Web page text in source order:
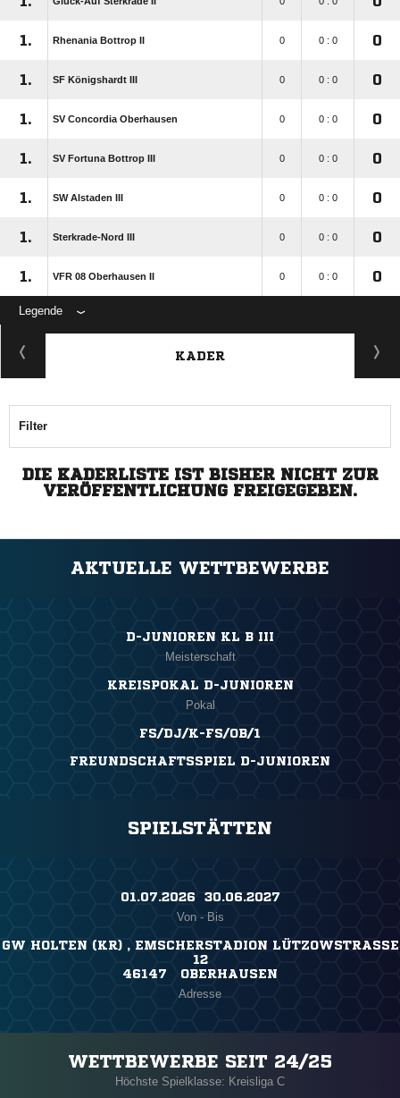
1. Rhenania Bottrop II 0 0 : 0 0
1. SF Königshardt III 0 0 : 0 0
1. SV Concordia Oberhausen 0 0 : 0 0
1. SV Fortuna Bottrop III 0 0 : 0 0
1. SW Alstaden III 0 0 : 0 0
1. Sterkrade-Nord III 0 0 : 0 0
1. VFR 08 Oberhausen II 0 0 : 0 0
Legende
KADER
Filter
DIE KADERLISTE IST BISHER NICHT ZUR
VERÖFFENTLICHUNG FREIGEGEBEN.
AKTUELLE WETTBEWERBE
D-JUNIOREN KL B III
Meisterschaft
KREISPOKAL D-JUNIOREN
Pokal
FS/DJ/K-FS/OB/1
FREUNDSCHAFTSSPIEL D-JUNIOREN
SPIELSTÄTTEN
01.07.2026 ​ 30.06.2027
Von - Bis
GW HOLTEN (KR) , EMSCHERSTADION LÜTZOWSTRASSE
12
46147 OBERHAUSEN
Adresse
WETTBEWERBE SEIT 24/25
Höchste Spielklasse: Kreisliga C